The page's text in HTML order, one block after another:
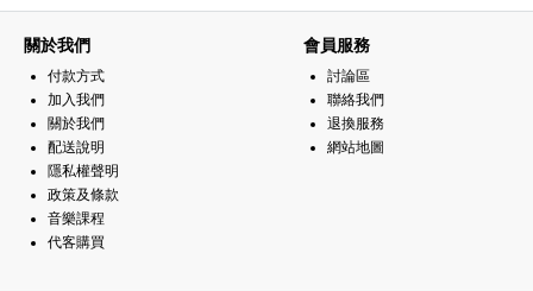
關於我們
付款方式
加入我們
關於我們
配送說明
隱私權聲明
政策及條款
音樂課程
代客購買
會員服務
討論區
聯絡我們
退換服務
網站地圖